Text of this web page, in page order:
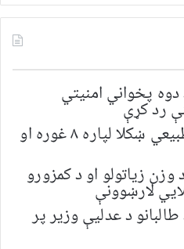
پخواني امنیتي
رد کړې
څنګه ښکلي واوسو؟ د طبیعي ښکلا لپاره ۸ غوره او
زیاتولو او د کمزورو
لارښوونې
د عدلیې وزیر پر